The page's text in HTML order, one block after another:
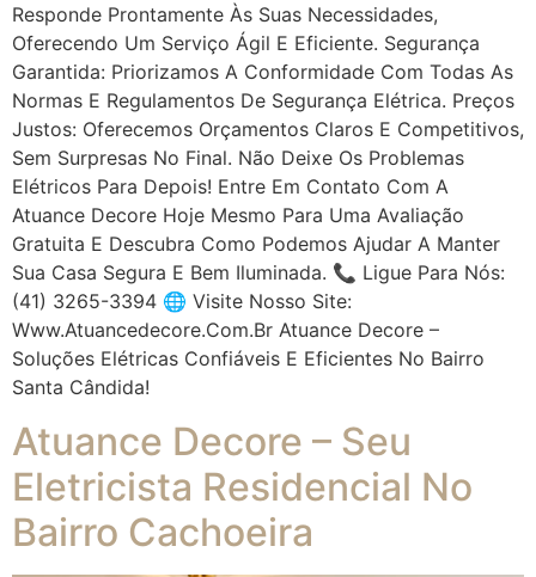
Responde Prontamente Às Suas Necessidades,
Oferecendo Um Serviço Ágil E Eficiente. Segurança
Garantida: Priorizamos A Conformidade Com Todas As
Normas E Regulamentos De Segurança Elétrica. Preços
Justos: Oferecemos Orçamentos Claros E Competitivos,
Sem Surpresas No Final. Não Deixe Os Problemas
Elétricos Para Depois! Entre Em Contato Com A
Atuance Decore Hoje Mesmo Para Uma Avaliação
Gratuita E Descubra Como Podemos Ajudar A Manter
Sua Casa Segura E Bem Iluminada. 📞 Ligue Para Nós:
(41) 3265-3394 🌐 Visite Nosso Site:
Www.atuancedecore.com.br Atuance Decore –
Soluções Elétricas Confiáveis E Eficientes No Bairro
Santa Cândida!
Atuance Decore – Seu
Eletricista Residencial No
Bairro Cachoeira